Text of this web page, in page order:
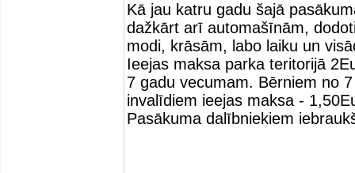
Kā jau katru gadu šajā
dažkārt arī automašīnām,
modi, krāsām, labo laiku un
Ieejas maksa parka teritorijā
7 gadu vecumam. Bērniem no
invalīdiem ieejas maksa -
Pasākuma dalībniekiem